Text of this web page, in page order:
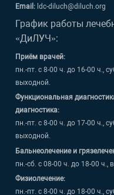
Email: ldc-diluch@diluch.org
График работы
«ДиЛУЧ»:
Приём врачей:
пн.-пт. с 8-00 ч. до 16-00 ч.,
выходной.
Функциональная
диагностика:
пн.-пт. с 8-00 ч. до 17-00 ч.,
выходной.
Бальнеолечение и
пн.-сб. с 08-00 ч. до 18-00 ч.,
Физиолечение:
пн.-пт. с 8-00 ч. до 18-00 ч.,